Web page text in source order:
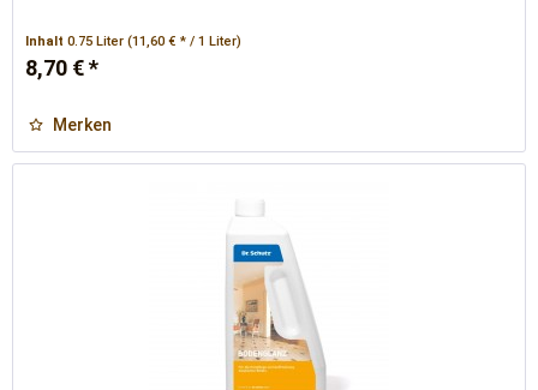
Inhalt0.75 Liter(11,60 € * / 1 Liter)
8,70 € *
Merken